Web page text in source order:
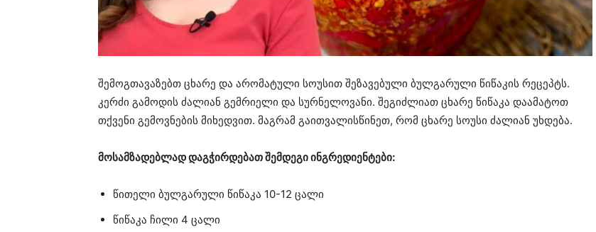
შემოგთავაზებთ ცხარე და არომატული სოუსით შეზავებული ბულგარული წიწაკის რეცეპტს.
კერძი გამოდის ძალიან გემრიელი და სურნელოვანი. შეგიძლიათ ცხარე წიწაკა დაამატოთ
თქვენი გემოვნების მიხედვით. მაგრამ გაითვალისწინეთ, რომ ცხარე სოუსი ძალიან უხდება.
მოსამზადებლად დაგჭირდებათ შემდეგი ინგრედიენტები:
წითელი ბულგარული წიწაკა 10-12 ცალი
წიწაკა ჩილი 4 ცალი